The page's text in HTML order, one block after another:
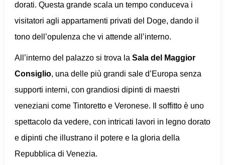
dorati. Questa grande scala un tempo conduceva i
visitatori agli appartamenti privati del Doge, dando il
tono dell’opulenza che vi attende all’interno.
All’interno del palazzo si trova la Sala del Maggior
Consiglio, una delle più grandi sale d’Europa senza
supporti interni, con grandiosi dipinti di maestri
veneziani come Tintoretto e Veronese. Il soffitto è uno
spettacolo da vedere, con intricati lavori in legno dorato
e dipinti che illustrano il potere e la gloria della
Repubblica di Venezia.